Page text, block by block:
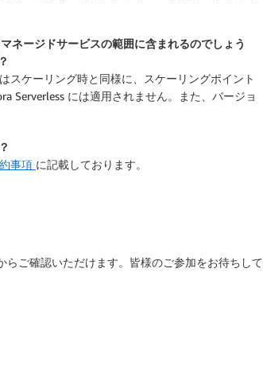
ネージドサービスの範囲に含まれるのでしょう
スケーリング時と同様に、スケーリングポイント
Serverless には適用されません。また、バージョ
事項 に記載しております。
ご確認いただけます。皆様のご参加をお待ちして